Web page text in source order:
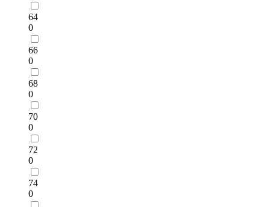
64
0
66
0
68
0
70
0
72
0
74
0